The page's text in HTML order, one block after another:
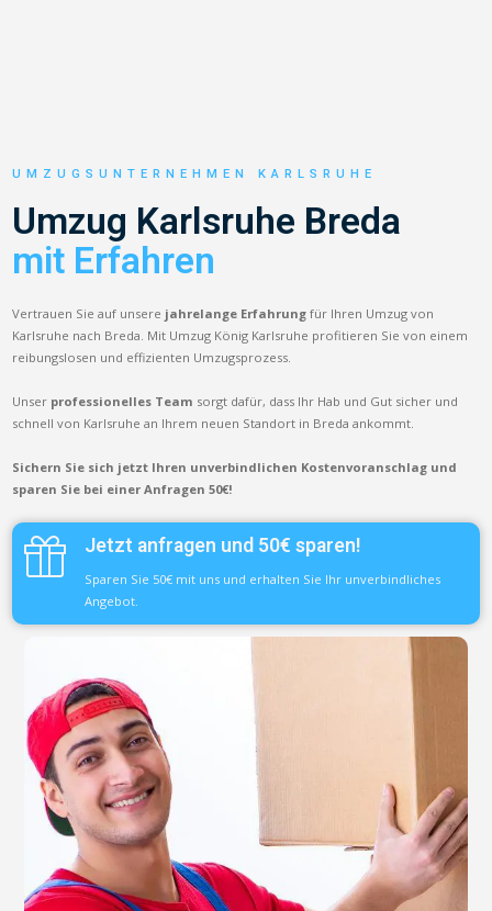
UMZUGSUNTERNEHMEN KARLSRUHE
Umzug Karlsruhe Breda
mit Erfahren
Vertrauen Sie auf unsere jahrelange Erfahrung für Ihren Umzug von
Karlsruhe nach Breda. Mit Umzug König Karlsruhe profitieren Sie von einem
reibungslosen und effizienten Umzugsprozess.
Unser professionelles Team sorgt dafür, dass Ihr Hab und Gut sicher und
schnell von Karlsruhe an Ihrem neuen Standort in Breda ankommt.
Sichern Sie sich jetzt Ihren unverbindlichen Kostenvoranschlag und
sparen Sie bei einer Anfragen 50€!
Jetzt anfragen und 50€ sparen!
Sparen Sie 50€ mit uns und erhalten Sie Ihr unverbindliches
Angebot.